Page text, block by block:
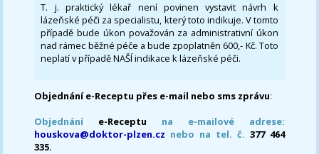
T. j. praktický lékař není povinen vystavit návrh k
lázeňské péči za specialistu, který toto indikuje. V tomto
případě bude úkon považován za administrativní úkon
nad rámec běžné péče a bude zpoplatněn 600,- Kč. Toto
neplatí v případě NAŠÍ indikace k lázeňské péči.
Objednání e-Receptu přes e-mail nebo sms zprávu:
Objednání e-Receptu na e-mailové adrese:
houskova@doktor-plzen.cz nebo na tel. č. 377 464
335.